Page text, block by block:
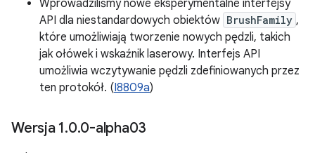
Wprowadziliśmy nowe eksperymentalne interfejsy
API dla niestandardowych obiektów BrushFamily ,
które umożliwiają tworzenie nowych pędzli, takich
jak ołówek i wskaźnik laserowy. Interfejs API
umożliwia wczytywanie pędzli zdefiniowanych przez
ten protokół. (I8809a)
Wersja 1.0.0-alpha03